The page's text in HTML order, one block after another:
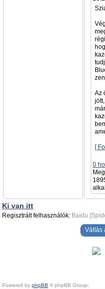
Az
[
0
Ki van itt
Regisztrált felhasználók: Baidu
Váltás
Powered by phpBB © phpBB Group.